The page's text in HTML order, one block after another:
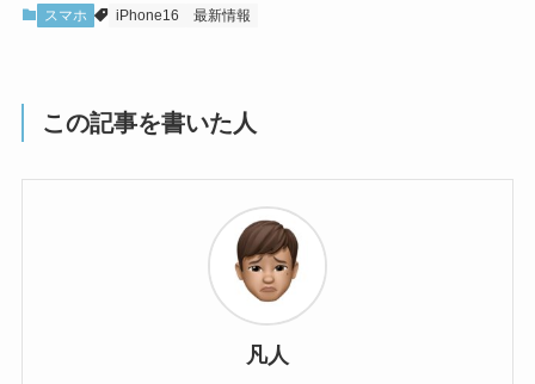
スマホ iPhone16 最新情報
この記事を書いた人
凡人